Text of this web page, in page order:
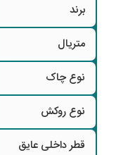
برند
متریال
نوع چاک
نوع روکش
قطر داخلی عایق